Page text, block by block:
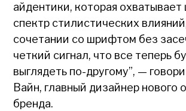
айдентики, которая
спектр стилистических
сочетании со шрифтом без
четкий сигнал, что все теперь
выглядеть по-другому”, —
Вайн, главный дизайнер нового
бренда.